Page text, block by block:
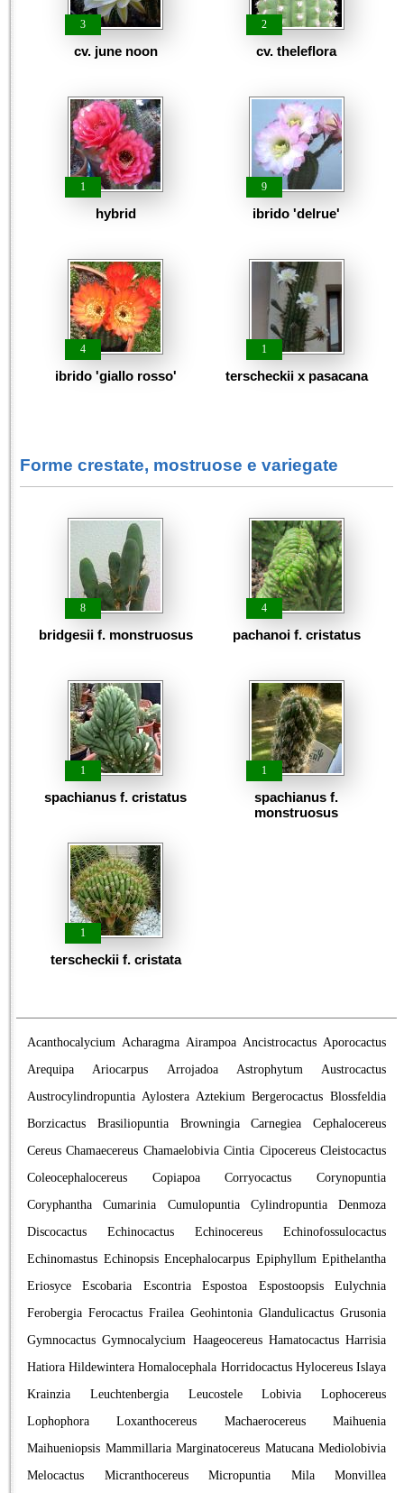
3
cv. june noon
2
cv. theleflora
1
hybrid
9
ibrido 'delrue'
4
ibrido 'giallo rosso'
1
terscheckii x pasacana
Forme crestate, mostruose e variegate
8
bridgesii f. monstruosus
4
pachanoi f. cristatus
1
spachianus f. cristatus
1
spachianus f.
monstruosus
1
terscheckii f. cristata
Acanthocalycium Acharagma Airampoa Ancistrocactus Aporocactus
Arequipa
Ariocarpus Arrojadoa Astrophytum
Austrocactus
Austrocylindropuntia Aylostera Aztekium Bergerocactus Blossfeldia
Borzicactus
Brasiliopuntia Browningia Carnegiea
Cephalocereus
Cereus Chamaecereus Chamaelobivia Cintia Cipocereus Cleistocactus
Coleocephalocereus
Copiapoa Corryocactus
Corynopuntia
Coryphantha
Cumarinia Cumulopuntia Cylindropuntia
Denmoza
Discocactus
Echinocactus Echinocereus
Echinofossulocactus
Echinomastus Echinopsis Encephalocarpus Epiphyllum Epithelantha
Eriosyce
Escobaria Escontria Espostoa Espostoopsis
Eulychnia
Ferobergia Ferocactus Frailea Geohintonia Glandulicactus Grusonia
Gymnocactus Gymnocalycium Haageocereus Hamatocactus Harrisia
Hatiora Hildewintera Homalocephala Horridocactus Hylocereus Islaya
Krainzia
Leuchtenbergia Leucostele Lobivia
Lophocereus
Lophophora
Loxanthocereus Machaerocereus
Maihuenia
Maihueniopsis Mammillaria Marginatocereus Matucana Mediolobivia
Melocactus
Micranthocereus Micropuntia Mila Monvillea